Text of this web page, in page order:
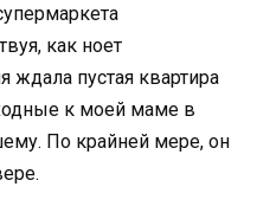
как ноет
пустая квартира
к моей маме в
По крайней мере, он